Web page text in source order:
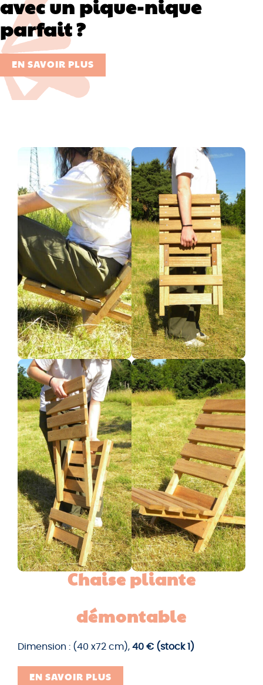
avec un pique-nique
parfait ?
EN SAVOIR PLUS
Chaise pliante
démontable
Dimension : (40 x72 cm), 40 € (stock 1)
EN SAVOIR PLUS